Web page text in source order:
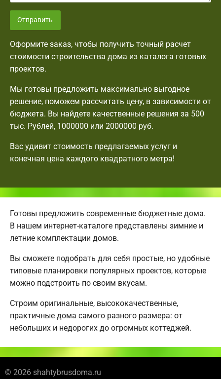
Отправить
Оформите заказ, чтобы получить точный расчет
стоимости строительства дома из каталога готовых
проектов.
Мы готовы предложить максимально выгодное
решение, поможем рассчитать цену, в зависимости от
бюджета. Вы найдете качественные решения за 500
тыс. Рублей, 1000000 или 2000000 руб.
Вас удивит стоимость предлагаемых услуг и
конечная цена каждого квадратного метра!
Готовы предложить современные бюджетные дома.
В нашем интернет-каталоге представлены зимние и
летние комплектации домов.
Вы сможете подобрать для себя простые, но удобные
типовые планировки популярных проектов, которые
можно подстроить по своим вкусам.
Строим оригинальные, высококачественные,
практичные дома самого разного размера: от
небольших и недорогих до огромных коттеджей.
© 2026 shahtybrusdoma.ru